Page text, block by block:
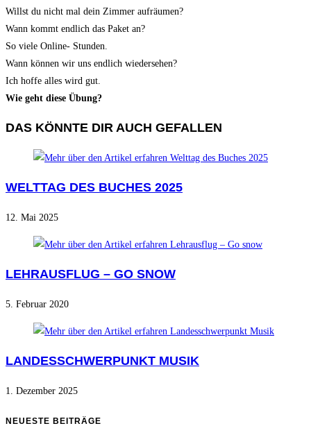
Willst du nicht mal dein Zimmer aufräumen?
Wann kommt endlich das Paket an?
So viele Online- Stunden.
Wann können wir uns endlich wiedersehen?
Ich hoffe alles wird gut.
Wie geht diese Übung?
DAS KÖNNTE DIR AUCH GEFALLEN
WELTTAG DES BUCHES 2025
12. Mai 2025
LEHRAUSFLUG – GO SNOW
5. Februar 2020
LANDESSCHWERPUNKT MUSIK
1. Dezember 2025
NEUESTE BEITRÄGE